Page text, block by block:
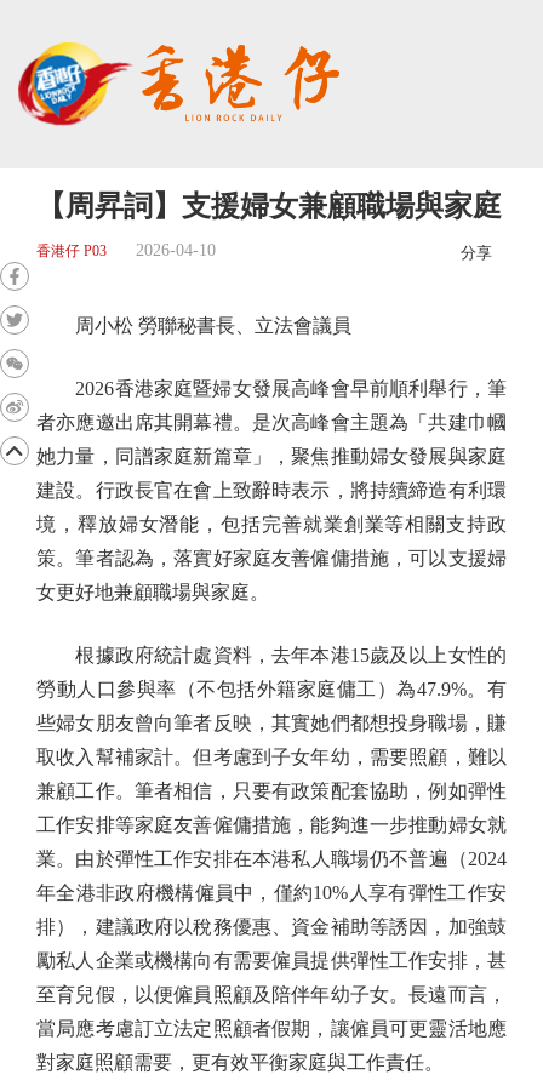
【周昇詞】支援婦女兼顧職場與家庭
香港仔 P03 2026-04-10 分享
周小松 勞聯秘書長、立法會議員
2026香港家庭暨婦女發展高峰會早前順利舉行，筆
者亦應邀出席其開幕禮。是次高峰會主題為「共建巾幗
她力量，同譜家庭新篇章」，聚焦推動婦女發展與家庭
建設。行政長官在會上致辭時表示，將持續締造有利環
境，釋放婦女潛能，包括完善就業創業等相關支持政
策。筆者認為，落實好家庭友善僱傭措施，可以支援婦
女更好地兼顧職場與家庭。
根據政府統計處資料，去年本港15歲及以上女性的
勞動人口參與率（不包括外籍家庭傭工）為47.9%。有
些婦女朋友曾向筆者反映，其實她們都想投身職場，賺
取收入幫補家計。但考慮到子女年幼，需要照顧，難以
兼顧工作。筆者相信，只要有政策配套協助，例如彈性
工作安排等家庭友善僱傭措施，能夠進一步推動婦女就
業。由於彈性工作安排在本港私人職場仍不普遍（2024
年全港非政府機構僱員中，僅約10%人享有彈性工作安
排），建議政府以稅務優惠、資金補助等誘因，加強鼓
勵私人企業或機構向有需要僱員提供彈性工作安排，甚
至育兒假，以便僱員照顧及陪伴年幼子女。長遠而言，
當局應考慮訂立法定照顧者假期，讓僱員可更靈活地應
對家庭照顧需要，更有效平衡家庭與工作責任。